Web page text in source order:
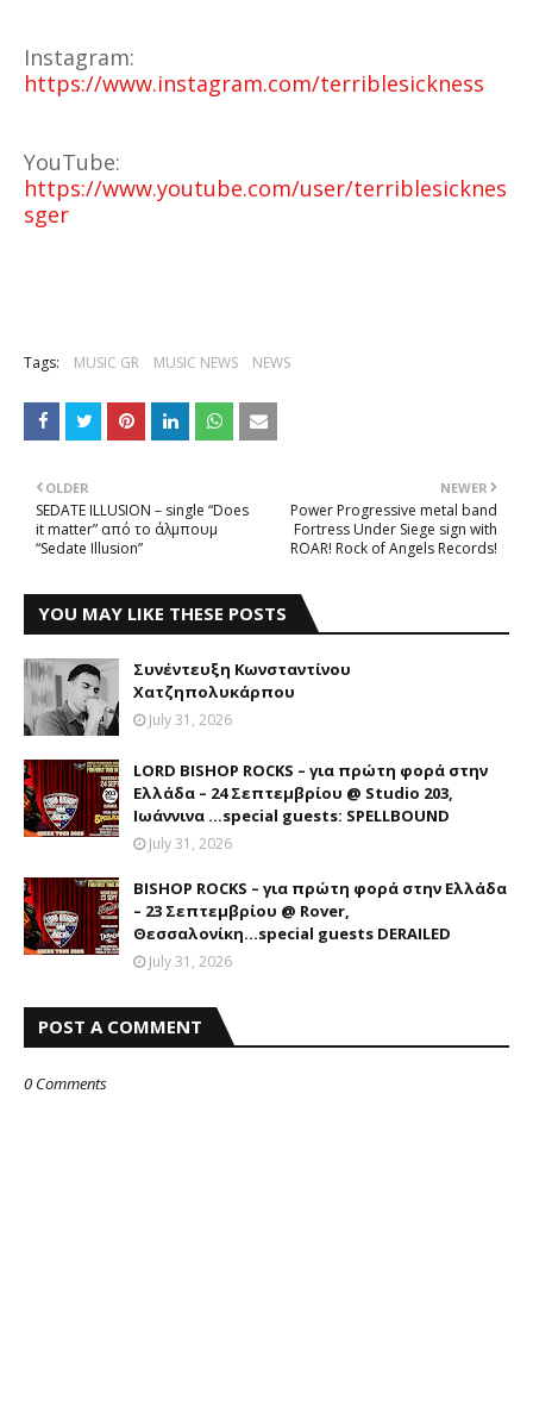
Instagram:
https://www.instagram.com/terriblesickness
YouTube:
https://www.youtube.com/user/terriblesicknes
sger
Tags: MUSIC GR MUSIC NEWS NEWS
NEWER
Power Progressive metal band
Fortress Under Siege sign with
ROAR! Rock of Angels Records!
OLDER
SEDATE ILLUSION – single “Does
it matter” από το άλμπουμ
“Sedate Illusion”
YOU MAY LIKE THESE POSTS
Συνέντευξη Κωνσταντίνου
Χατζηπολυκάρπου
July 31, 2026
LORD BISHOP ROCKS – για πρώτη φορά στην
Ελλάδα – 24 Σεπτεμβρίου @ Studio 203,
Ιωάννινα …special guests: SPELLBOUND
July 31, 2026
BISHOP ROCKS – για πρώτη φορά στην Ελλάδα
– 23 Σεπτεμβρίου @ Rover,
Θεσσαλονίκη...special guests DERAILED
July 31, 2026
POST A COMMENT
0 Comments